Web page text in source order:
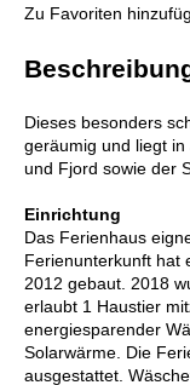
Zu Favoriten
Dieses besonders
geräumig und liegt
und Fjord sowie der
Einrichtung
Das Ferienhaus
Ferienunterkunft hat
2012 gebaut. 2018
erlaubt 1 Haustier
energiesparender
Solarwärme. Die
ausgestattet.